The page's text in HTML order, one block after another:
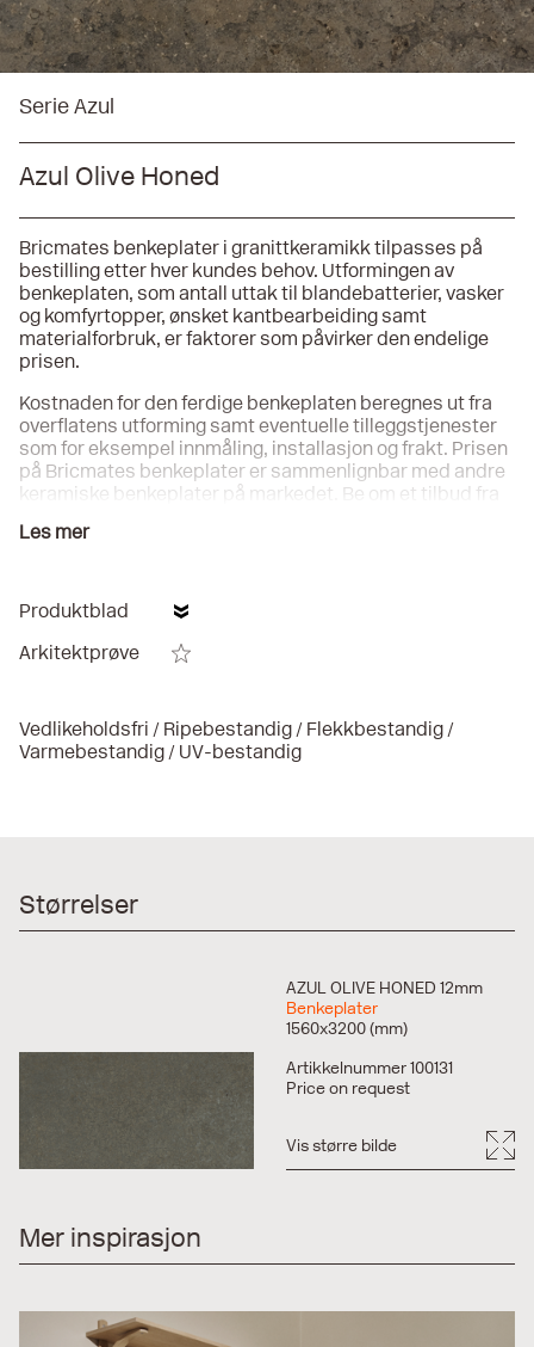
Serie Azul
Azul Olive Honed
Bricmates benkeplater i granittkeramikk tilpasses på
bestilling etter hver kundes behov. Utformingen av
benkeplaten, som antall uttak til blandebatterier, vasker
og komfyrtopper, ønsket kantbearbeiding samt
materialforbruk, er faktorer som påvirker den endelige
prisen.
Kostnaden for den ferdige benkeplaten beregnes ut fra
overflatens utforming samt eventuelle tilleggstjenester
som for eksempel innmåling, installasjon og frakt. Prisen
på Bricmates benkeplater er sammenlignbar med andre
keramiske benkeplater på markedet. Be om et tilbud fra
Les mer
Produktblad
Arkitektprøve
Vedlikeholdsfri / Ripebestandig / Flekkbestandig /
Varmebestandig / UV-bestandig
Størrelser
AZUL OLIVE HONED 12mm
Benkeplater
1560x3200 (mm)
Artikkelnummer 100131
Price on request
Vis større bilde
Mer inspirasjon